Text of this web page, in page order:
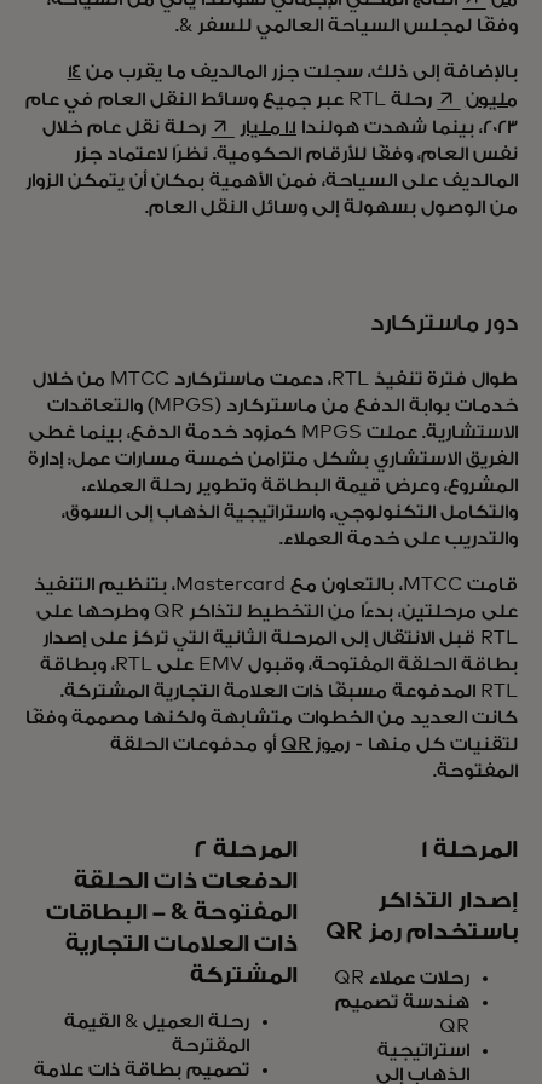
وفقًا لمجلس السياحة العالمي للسفر &.
بالإضافة إلى ذلك، سجلت جزر المالديف ما يقرب من 14
مليونopens in a new tabرحلة RTL عبر جميع وسائط النقل العام في عام
2023، بينما شهدت هولندا
1.1 مليار opens in a new tab
رحلة نقل عام خلال
نفس العام، وفقًا للأرقام الحكومية. نظرًا لاعتماد جزر
المالديف على السياحة، فمن الأهمية بمكان أن يتمكن الزوار
من الوصول بسهولة إلى وسائل النقل العام.
دور ماستركارد
طوال فترة تنفيذ RTL، دعمت ماستركارد MTCC من خلال
خدمات بوابة الدفع من ماستركارد (MPGS) والتعاقدات
الاستشارية. عملت MPGS كمزود خدمة الدفع، بينما غطى
الفريق الاستشاري بشكل متزامن خمسة مسارات عمل: إدارة
المشروع، وعرض قيمة البطاقة وتطوير رحلة العملاء،
والتكامل التكنولوجي، واستراتيجية الذهاب إلى السوق،
والتدريب على خدمة العملاء.
قامت MTCC، بالتعاون مع Mastercard، بتنظيم التنفيذ
على مرحلتين، بدءًا من التخطيط لتذاكر QR وطرحها على
RTL قبل الانتقال إلى المرحلة الثانية التي تركز على إصدار
بطاقة الحلقة المفتوحة، وقبول EMV على RTL، وبطاقة
RTL المدفوعة مسبقًا ذات العلامة التجارية المشتركة.
كانت العديد من الخطوات متشابهة ولكنها مصممة وفقًا
لتقنيات كل منها - رموز QR
أو مدفوعات الحلقة
المفتوحة.
المرحلة 1
إصدار التذاكر
باستخدام رمز QR
رحلات عملاء QR
هندسة تصميم
QR
استراتيجية
الذهاب إلى
المرحلة 2
الدفعات ذات الحلقة
المفتوحة & - البطاقات
ذات العلامات التجارية
المشتركة
رحلة العميل & القيمة
المقترحة
تصميم بطاقة ذات علامة